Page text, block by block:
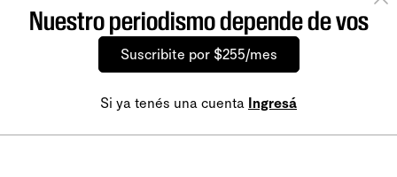
Nuestro periodismo depende de vos
Suscribite por $255/mes
Si ya tenés una cuenta Ingresá